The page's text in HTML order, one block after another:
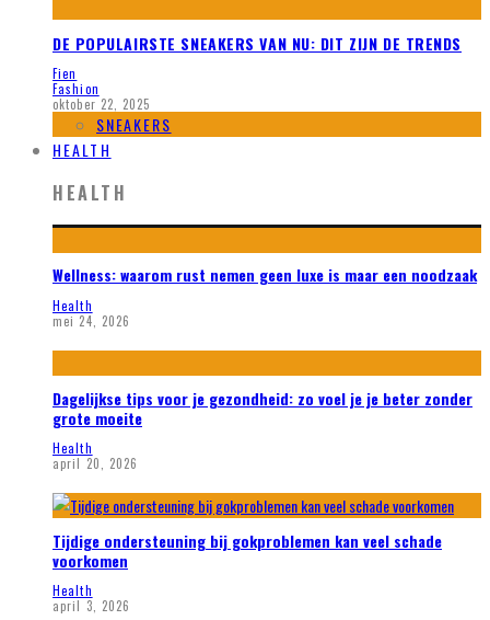
DE POPULAIRSTE SNEAKERS VAN NU: DIT ZIJN DE TRENDS
Fien
Fashion
oktober 22, 2025
SNEAKERS
HEALTH
HEALTH
Wellness: waarom rust nemen geen luxe is maar een noodzaak
Health
mei 24, 2026
Dagelijkse tips voor je gezondheid: zo voel je je beter zonder
grote moeite
Health
april 20, 2026
Tijdige ondersteuning bij gokproblemen kan veel schade
voorkomen
Health
april 3, 2026